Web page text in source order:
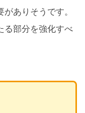
ありそうです。
る部分を強化すべ